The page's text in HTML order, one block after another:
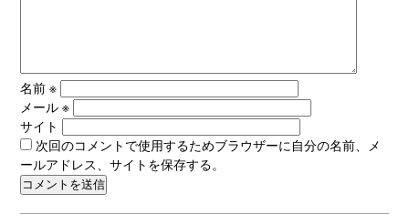
名前※
メール※
サイト
次回のコメントで使用するためブラウザーに自分の名前、メ
ールアドレス、サイトを保存する。